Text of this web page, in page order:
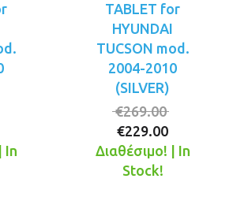
was:
τρέχουσα
In
TABLET for
HYUNDAI
TUCSON mod.
2004-2010
(SILVER)
€269.00
was:
€229.00
Διαθέσιμο! | In
Stock!